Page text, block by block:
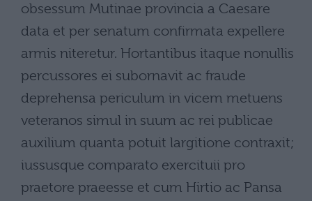
obsessum Mutinae provincia a Caesare
data et per senatum confirmata expellere
armis niteretur. Hortantibus itaque nonullis
percussores ei subornavit ac fraude
deprehensa periculum in vicem metuens
veteranos simul in suum ac rei publicae
auxilium quanta potuit largitione contraxit;
iussusque comparato exercituii pro
praetore praeesse et cum Hirtio ac Pansa